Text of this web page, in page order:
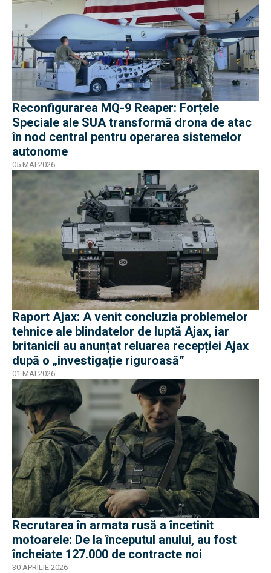
Reconfigurarea MQ-9 Reaper: Forțele
Speciale ale SUA transformă drona de atac
în nod central pentru operarea sistemelor
autonome
05 MAI 2026
Raport Ajax: A venit concluzia problemelor
tehnice ale blindatelor de luptă Ajax, iar
britanicii au anunțat reluarea recepției Ajax
după o „investigație riguroasă”
01 MAI 2026
Recrutarea în armata rusă a încetinit
motoarele: De la începutul anului, au fost
încheiate 127.000 de contracte noi
30 APRILIE 2026